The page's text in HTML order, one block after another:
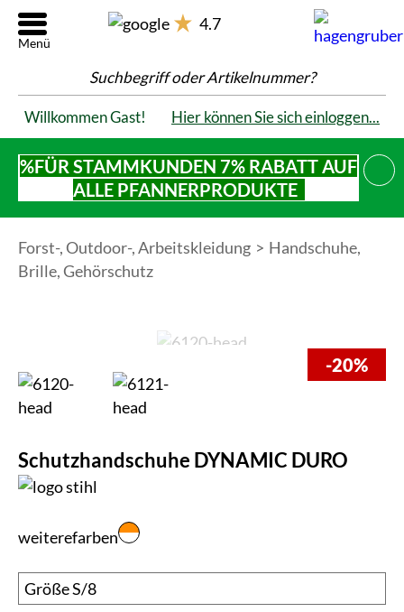
4.7
Suchbegriff oder Artikelnummer?
Willkommen Gast! Hier können Sie sich einloggen...
%FÜR STAMMKUNDEN 7% RABATT AUF
ALLE PFANNERPRODUKTE
Forst-, Outdoor-, Arbeitskleidung
Handschuhe,
Brille, Gehörschutz
Schutzhandschuhe DYNAMIC DURO
weiterefarben
-20%